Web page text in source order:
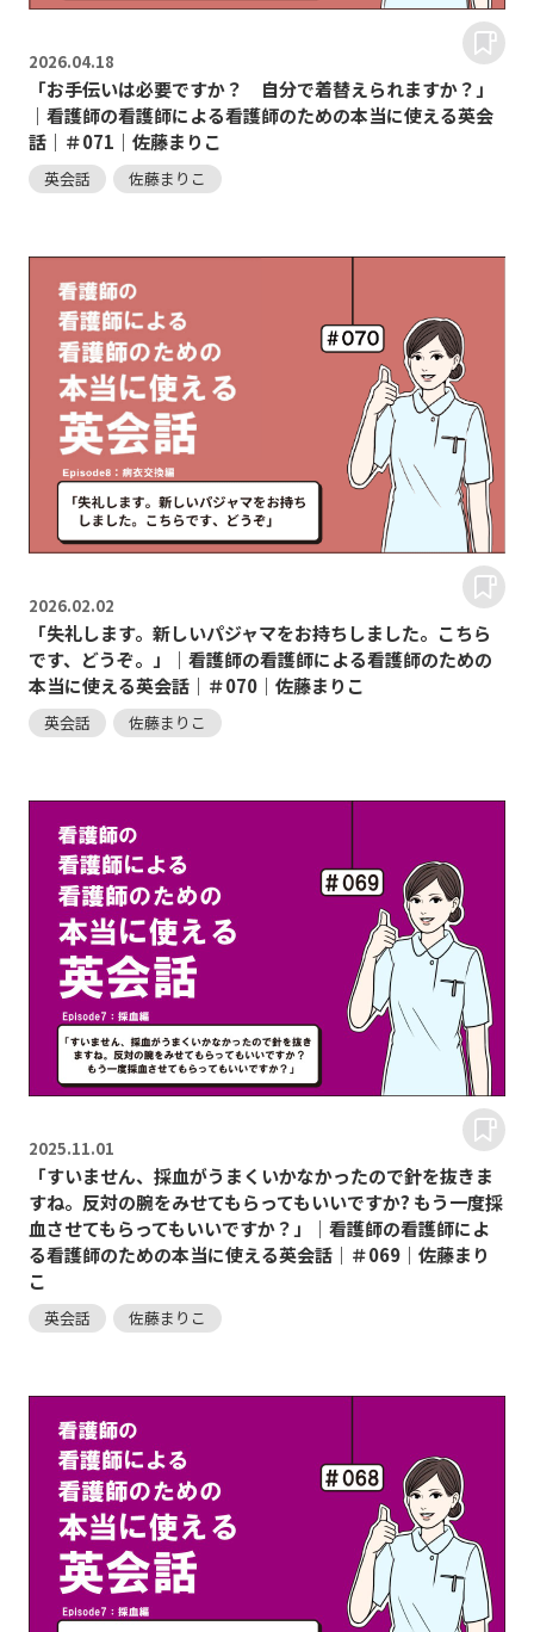
2026.04.18
「お手伝いは必要ですか？ 自分で着替えられますか？」
｜看護師の看護師による看護師のための本当に使える英会
話｜＃071｜佐藤まりこ
英会話 佐藤まりこ
2026.02.02
「失礼します。新しいパジャマをお持ちしました。こちら
です、どうぞ。」｜看護師の看護師による看護師のための
本当に使える英会話｜＃070｜佐藤まりこ
英会話 佐藤まりこ
2025.11.01
「すいません、採血がうまくいかなかったので針を抜きま
すね。反対の腕をみせてもらってもいいですか? もう一度採
血させてもらってもいいですか？」｜看護師の看護師によ
る看護師のための本当に使える英会話｜＃069｜佐藤まり
こ
英会話 佐藤まりこ